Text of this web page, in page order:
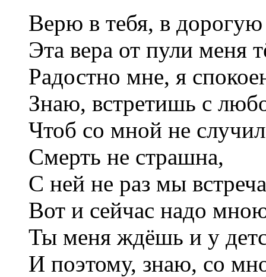
Верю в тебя, в
Эта вера от пули
Радостно мне, я
Знаю, встретишь с
Чтоб со мной не
Смерть не страшна,
С ней не раз мы
Вот и сейчас надо
Ты меня ждёшь и у
И поэтому, знаю, со